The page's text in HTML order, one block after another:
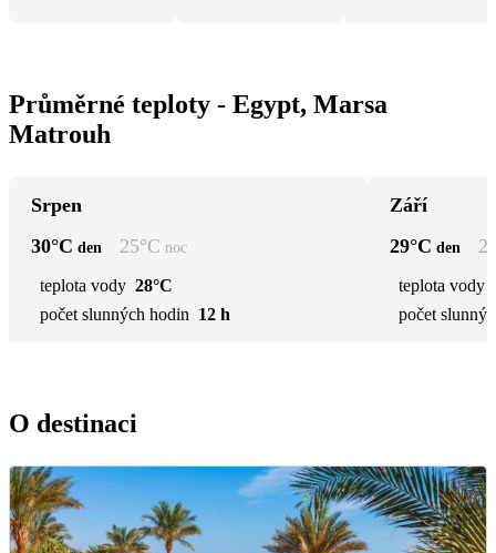
Průměrné teploty - Egypt, Marsa
Matrouh
Srpen
30°C den 25°C noc
teplota vody 28°C
počet slunných hodin 12 h
Září
29°C den
teplota vody
počet
O destinaci